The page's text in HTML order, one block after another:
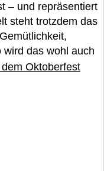
– und repräsentiert
steht trotzdem das
das wohl auch
Oktoberfest